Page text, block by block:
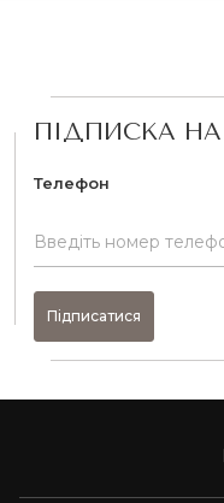
ПІДПИСКА
Телефон
Підписатися